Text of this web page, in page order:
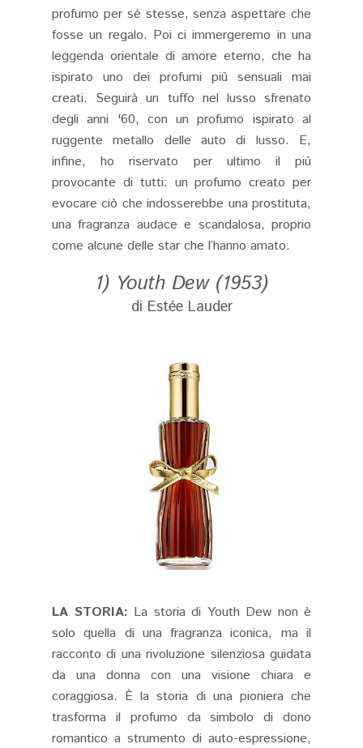
profumo per sé stesse, senza aspettare che
fosse un regalo. Poi ci immergeremo in una
leggenda orientale di amore eterno, che ha
ispirato uno dei profumi più sensuali mai
creati. Seguirà un tuffo nel lusso sfrenato
degli anni '60, con un profumo ispirato al
ruggente metallo delle auto di lusso. E,
infine, ho riservato per ultimo il più
provocante di tutti: un profumo creato per
evocare ciò che indosserebbe una prostituta,
una fragranza audace e scandalosa, proprio
come alcune delle star che l’hanno amato.
1) Youth Dew (1953)
di Estée Lauder
LA STORIA: La storia di Youth Dew non è
solo quella di una fragranza iconica, ma il
racconto di una rivoluzione silenziosa guidata
da una donna con una visione chiara e
coraggiosa. È la storia di una pioniera che
trasforma il profumo da simbolo di dono
romantico a strumento di auto-espressione,